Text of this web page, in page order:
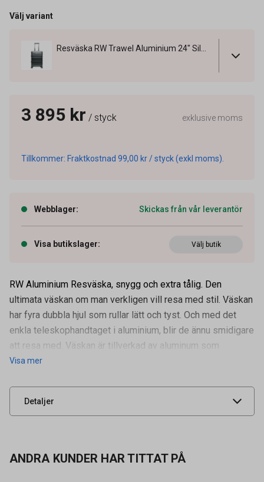
Välj variant
3 895 kr / styck exklusive moms
Tillkommer: Fraktkostnad 99,00 kr / styck (exkl moms).
Webblager: Skickas från vår leverantör
Visa butikslager: Välj butik
RW Aluminium Resväska, snygg och extra tålig. Den
ultimata väskan om man verkligen vill resa med stil. Väskan
har fyra dubbla hjul som rullar lätt och tyst. Och med det
enkla teleskophandtaget i aluminium, blir de ännu smidigare
att resa med. Väskan är tillverkad av aluminum som
Visa mer
Detaljer
Artikelnummer 37050205
Leverantörens
UNSPSC 53120000
ANDRA KUNDER HAR TITTAT PÅ